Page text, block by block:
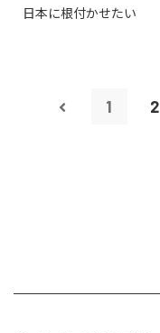
日本に根付かせたい
1 2